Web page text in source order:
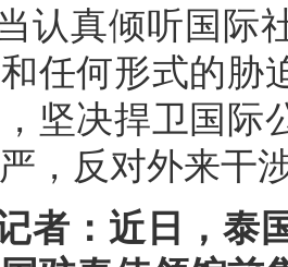
认真倾听国际
任何形式的胁
坚决捍卫国际
，反对外来干
者：近日，泰